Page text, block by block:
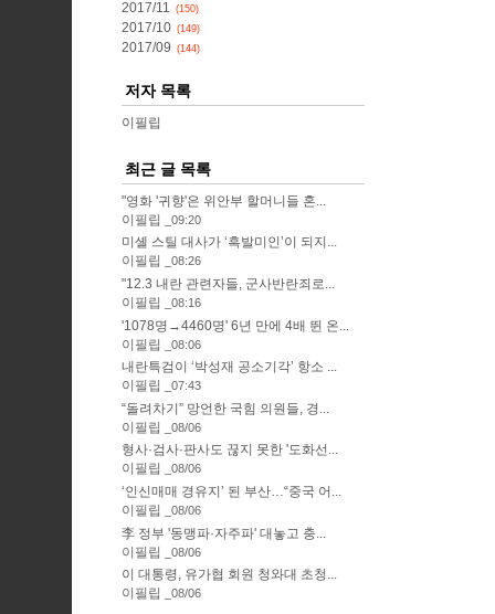
2017/11 (150)
2017/10 (149)
2017/09 (144)
저자 목록
이필립
최근 글 목록
"영화 '귀향'은 위안부 할머니들 혼...
이필립
09:20
미셸 스틸 대사가 ‘흑발미인’이 되지...
이필립
08:26
"12.3 내란 관련자들, 군사반란죄로...
이필립
08:16
'1078명→4460명' 6년 만에 4배 뛴 온...
이필립
08:06
내란특검이 ‘박성재 공소기각’ 항소 ...
이필립
07:43
“돌려차기” 망언한 국힘 의원들, 경...
이필립
08/06
형사·검사·판사도 끊지 못한 '도화선...
이필립
08/06
‘인신매매 경유지’ 된 부산…“중국 어...
이필립
08/06
李 정부 '동맹파·자주파' 대놓고 충...
이필립
08/06
이 대통령, 유가협 회원 청와대 초청...
이필립
08/06